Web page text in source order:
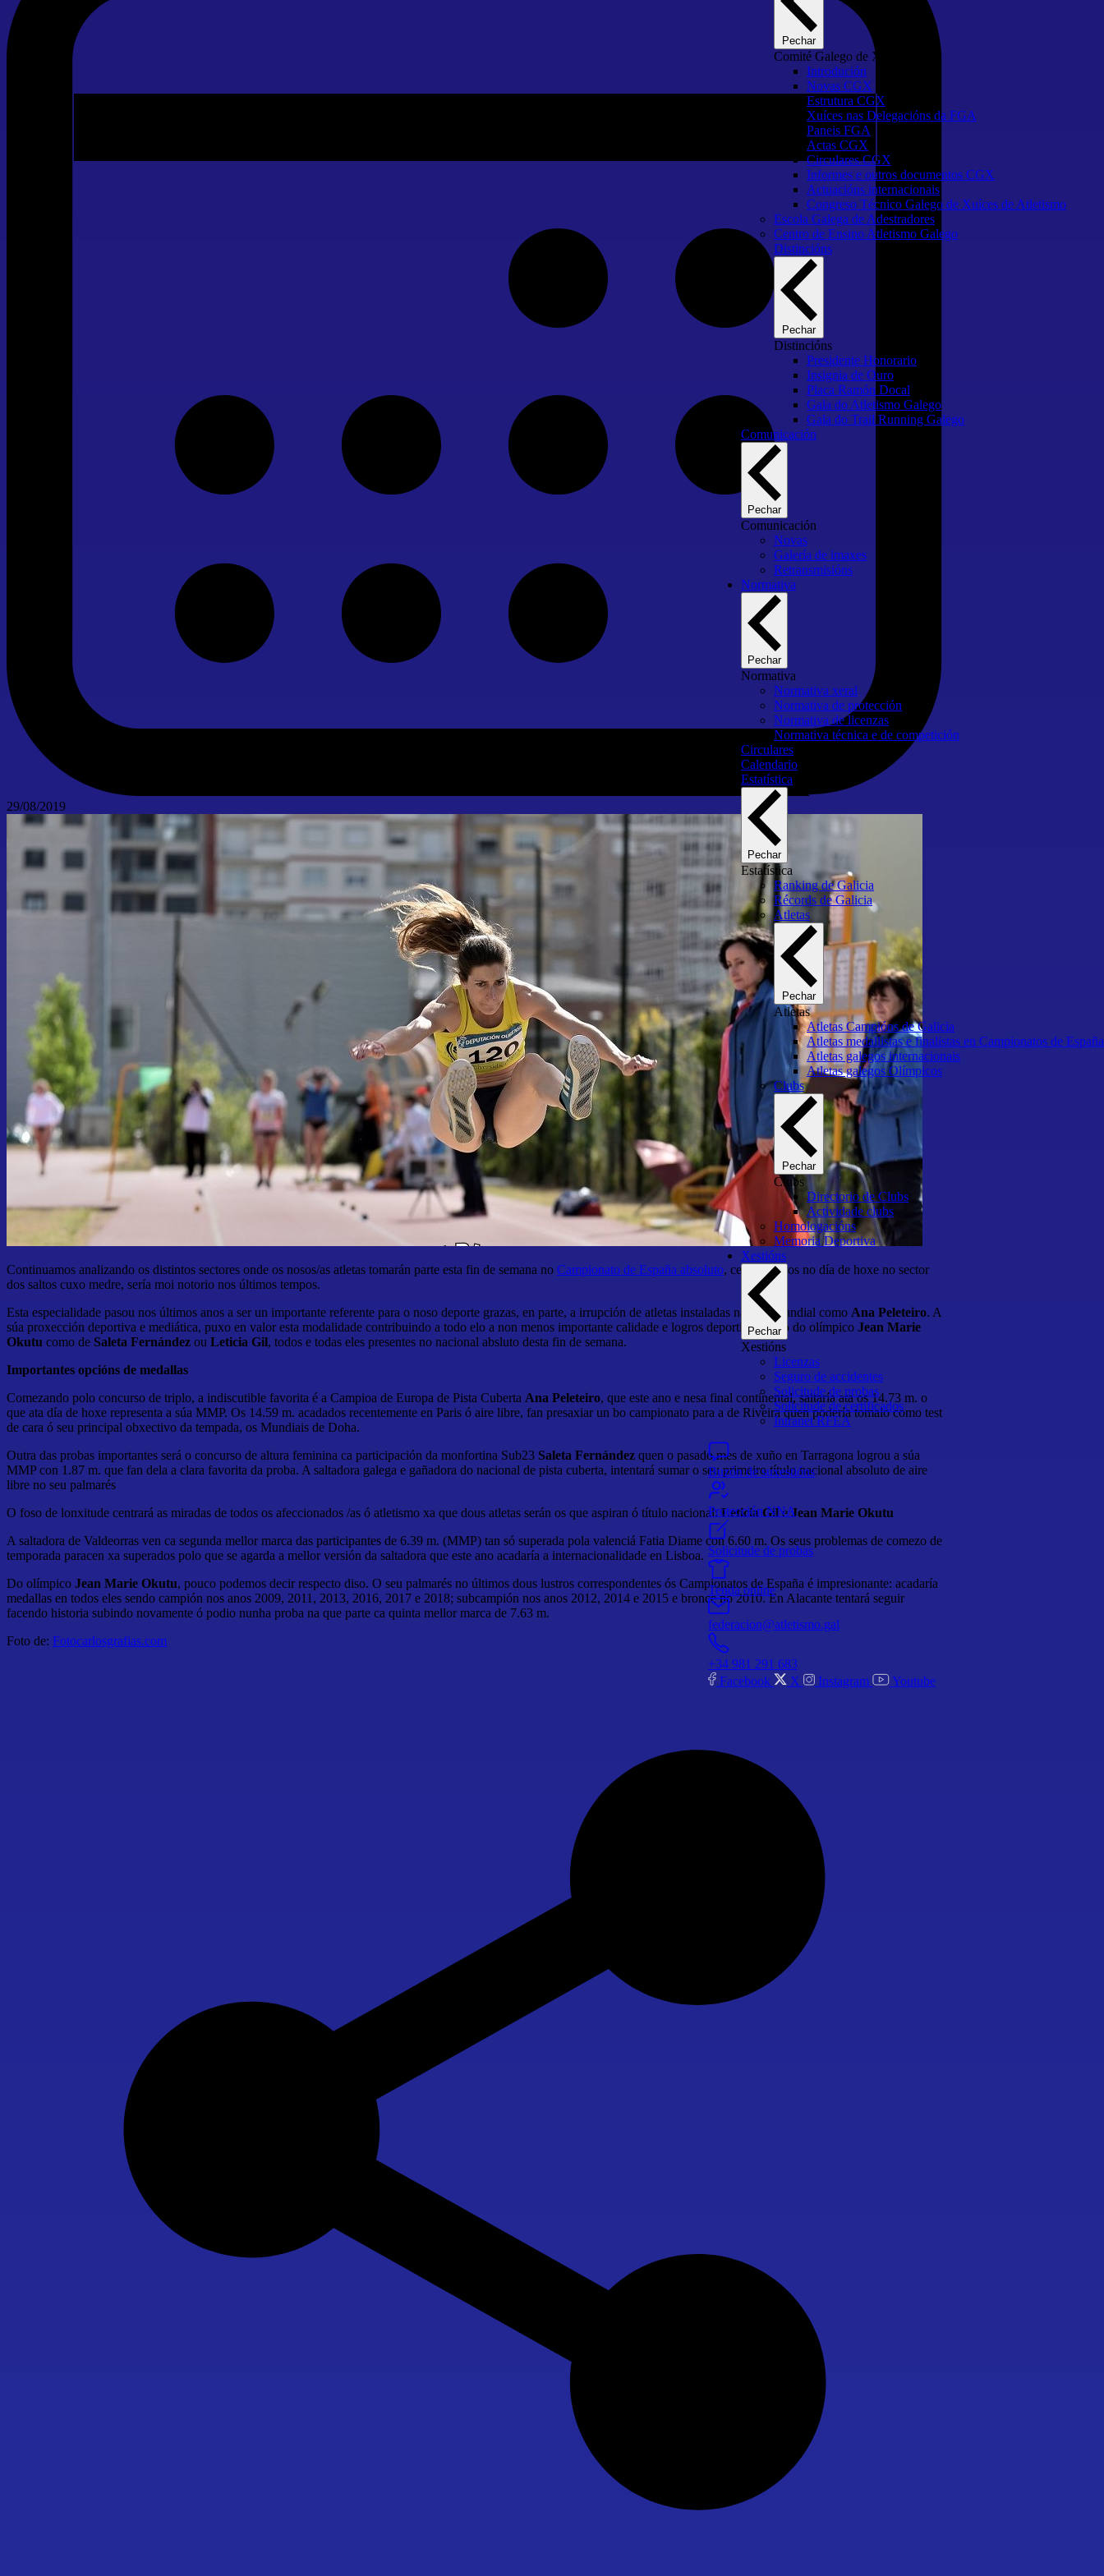
Pechar
Comité Galego de Xuíces
Introdución
Novas CGX
Estrutura CGX
Xuíces nas Delegacións da FGA
Paneis FGA
Actas CGX
Circulares CGX
Informes e outros documentos CGX
Actuacións internacionais
Congreso Técnico Galego de Xuíces de Atletismo
Escola Galega de Adestradores
Centro de Ensino Atletismo Galego
Distincións
Pechar
Distincións
Presidente Honorario
Insignia de Ouro
Placa Ramón Docal
Gala do Atletismo Galego
Gala do Trail Running Galego
Comunicación
Pechar
Comunicación
Novas
Galería de imaxes
Retransmisións
Normativa
Pechar
Normativa
Normativa xeral
Normativa de protección
Normativa de licenzas
Normativa técnica e de competición
Circulares
Calendario
Estatística
Pechar
Estatística
Ranking de Galicia
Récords de Galicia
Atletas
Pechar
Atletas
Atletas Campións de Galicia
Atletas medallistas e finalistas en Campionatos de España
Atletas galegos internacionais
Atletas galegos Olímpicos
Clubs
Pechar
Clubs
Directorio de Clubs
Actividade clubs
Homologacións
Memoria Deportiva
Xestións
Pechar
Xestións
Licenzas
Seguro de accidentes
Solicitude de probas
Solicitude de certificados
Intranet RFEA
Buzón de suxestións
Protección NNA
Solicitude de probas
Tenda online
federacion@atletismo.gal
+34 981 291 683
Facebook
X Instagram Youtube
29/08/2019
Continuamos analizando os distintos sectores onde os nosos/as atletas tomarán parte esta fin de semana no Campionato de España absoluto, centrándonos no día de hoxe no sector
dos saltos cuxo medre, sería moi notorio nos últimos tempos.
Esta especialidade pasou nos últimos anos a ser un importante referente para o noso deporte grazas, en parte, a irrupción de atletas instaladas na elite mundial como Ana Peleteiro. A
súa proxección deportiva e mediática, puxo en valor esta modalidade contribuindo a todo elo a non menos importante calidade e logros deportivos tanto do olímpico Jean Marie
Okutu como de Saleta Fernández ou Leticia Gil, todos e todas eles presentes no nacional absluto desta fin de semana.
Importantes opcións de medallas
Comezando polo concurso de triplo, a indiscutible favorita é a Campioa de Europa de Pista Cuberta Ana Peleteiro, que este ano e nesa final continental, saltaría ata os 14.73 m. o
que ata día de hoxe representa a súa MMP. Os 14.59 m. acadados recentemente en Paris ó aire libre, fan presaxiar un bo campionato para a de Riveira quen podería tomalo como test
de cara ó seu principal obxectivo da tempada, os Mundiais de Doha.
Outra das probas importantes será o concurso de altura feminina ca participación da monfortina Sub23 Saleta Fernández quen o pasado mes de xuño en Tarragona logrou a súa
MMP con 1.87 m. que fan dela a clara favorita da proba. A saltadora galega e gañadora do nacional de pista cuberta, intentará sumar o seu primeiro título nacional absoluto de aire
libre no seu palmarés
O foso de lonxitude centrará as miradas de todos os afeccionados /as ó atletismo xa que dous atletas serán os que aspiran ó título nacional:Leticia GileJean Marie Okutu
A saltadora de Valdeorras ven ca segunda mellor marca das participantes de 6.39 m. (MMP) tan só superada pola valenciá Fatia Diame con 6.60 m. Os seus problemas de comezo de
temporada paracen xa superados polo que se agarda a mellor versión da saltadora que este ano acadaría a internacionalidade en Lisboa.
Do olímpico Jean Marie Okutu, pouco podemos decir respecto diso. O seu palmarés no últimos dous lustros correspondentes ós Campionatos de España é impresionante: acadaría
medallas en todos eles sendo campión nos anos 2009, 2011, 2013, 2016, 2017 e 2018; subcampión nos anos 2012, 2014 e 2015 e bronce no 2010. En Alacante tentará seguir
facendo historia subindo novamente ó podio nunha proba na que parte ca quinta mellor marca de 7.63 m.
Foto de: Fotocarlosgrafias.com